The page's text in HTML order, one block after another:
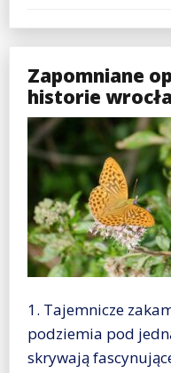
Zapomniane
historie
1. Tajemnicze
podziemia pod
skrywają